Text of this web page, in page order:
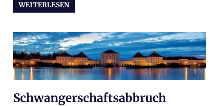
WEITERLESEN
Schwangerschaftsabbruch